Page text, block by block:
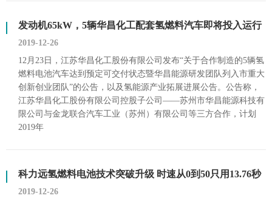
发动机65kW，5辆华昌化工配套氢燃料汽车即将投入运行
2019-12-26
12月23日，江苏华昌化工股份有限公司发布“关于合作制造的5辆氢
燃料电池汽车达到预定可交付状态暨华昌能源研发团队列入市重大
创新创业团队”的公告，以及氢能源产业拓展进展公告。公告称，
江苏华昌化工股份有限公司控股子公司——苏州市华昌能源科技有
限公司与金龙联合汽车工业（苏州）有限公司等三方合作，计划
2019年
科力远氢燃料电池技术突破升级 时速从0到50只用13.76秒
2019-12-26